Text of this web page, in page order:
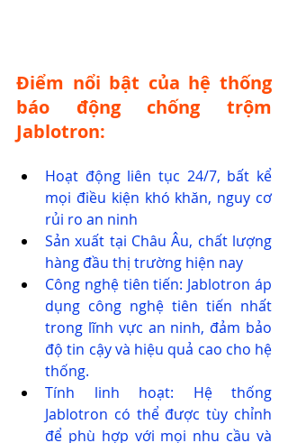
Điểm nổi bật của hệ thống
báo động chống trộm
Jablotron:
Hoạt động liên tục 24/7, bất kể
mọi điều kiện khó khăn, nguy cơ
rủi ro an ninh
Sản xuất tại Châu Âu, chất lượng
hàng đầu thị trường hiện nay
Công nghệ tiên tiến: Jablotron áp
dụng công nghệ tiên tiến nhất
trong lĩnh vực an ninh, đảm bảo
độ tin cậy và hiệu quả cao cho hệ
thống.
Tính linh hoạt: Hệ thống
Jablotron có thể được tùy chỉnh
để phù hợp với mọi nhu cầu và